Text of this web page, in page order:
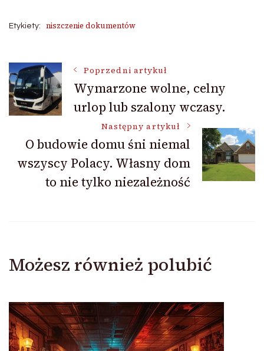
Etykiety: niszczenie dokumentów
Nawigacja
wpisu
Poprzedni artykuł
Wymarzone wolne, celny
urlop lub szalony wczasy.
Następny artykuł
O budowie domu śni niemal
wszyscy Polacy. Własny dom
to nie tylko niezależność
Możesz również polubić